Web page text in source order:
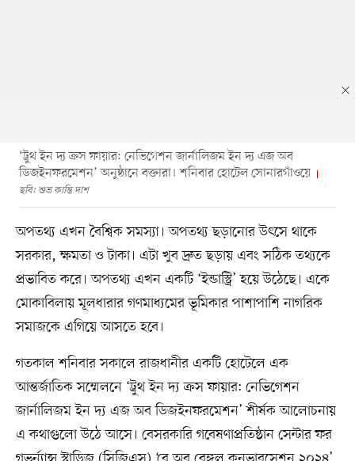
‘ট্রুথ ইন দ্য ক্রস ফায়ার: নেভিগেশন জার্নালিজম ইন দ্য এজ অব
ডিজইনফরমেশন’ অনুষ্ঠানে বক্তারা। শনিবার হোটেল সোনারগাঁওয়ে
ছবি: শুভ্র কান্তি দাশ
অপতথ্য এখন বৈশ্বিক সমস্যা। অপতথ্য ছড়ানোর উৎসে থাকে
সরকার, ক্ষমতা ও টাকা। এটা খুব দ্রুত ছড়ায় এবং সঠিক তথ্যকে
প্রভাবিত করে। অপতথ্য এখন একটি ‘ইন্ডাস্ট্রি’ হয়ে উঠেছে। একে
মোকাবিলায় মূলধারার গণমাধ্যমের ভূমিকার পাশাপাশি নাগরিক
সমাজকে এগিয়ে আসতে হবে।
গতকাল শনিবার সকালে রাজধানীর একটি হোটেলে এক
আন্তর্জাতিক সম্মেলনে ‘ট্রুথ ইন দ্য ক্রস ফায়ার: নেভিগেশন
জার্নালিজম ইন দ্য এজ অব ডিজইনফরমেশন’ শীর্ষক আলোচনায়
এ কথাগুলো উঠে আসে। বেসরকারি গবেষণাপ্রতিষ্ঠান সেন্টার ফর